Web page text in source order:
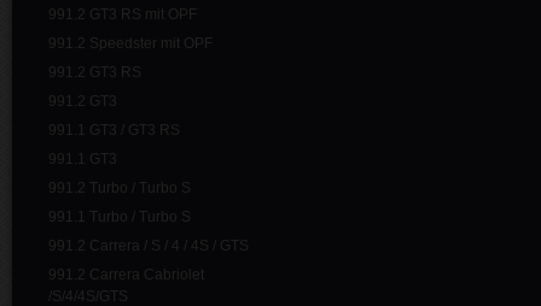
991.2 GT3 RS mit OPF
991.2 Speedster mit OPF
991.2 GT3 RS
991.2 GT3
991.1 GT3 / GT3 RS
991.1 GT3
991.2 Turbo / Turbo S
991.1 Turbo / Turbo S
991.2 Carrera / S / 4 / 4S / GTS
991.2 Carrera Cabriolet
/S/4/4S/GTS